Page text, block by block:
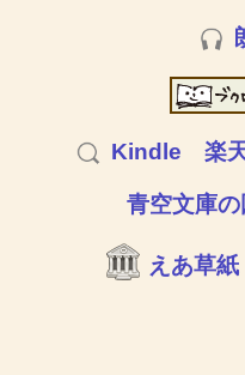
Kindle 楽
青空文庫の
えあ草